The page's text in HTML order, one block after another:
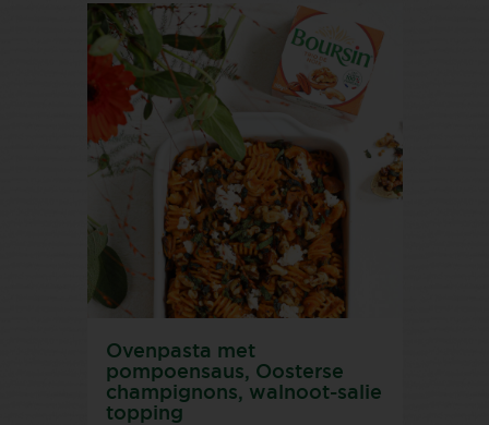
Ovenpasta met
pompoensaus, Oosterse
champignons, walnoot-salie
topping